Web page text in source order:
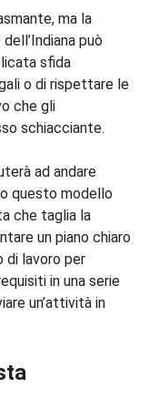
ma la
può
sfida
o di rispettare le
che gli
schiacciante.
ad andare
questo modello
che taglia la
un piano chiaro
di lavoro per
in una serie
un’attività in